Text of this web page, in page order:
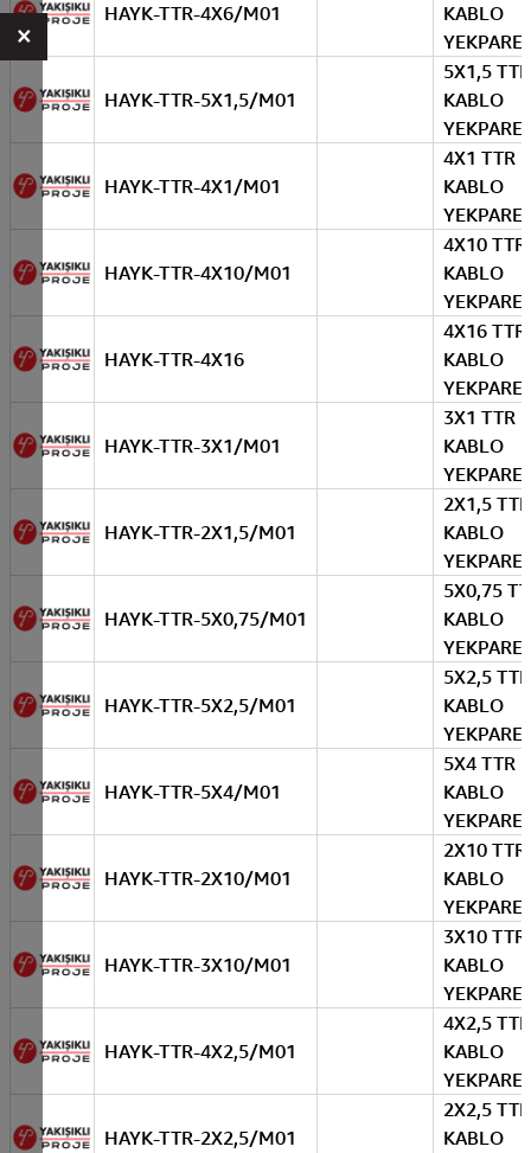
HAYK-TTR-4X6/M01
KABLO
YEKPARE
HAYK-TTR-5X1,5/M01
5X1,5 TTR
KABLO
YEKPARE
HAYK-TTR-4X1/M01
4X1 TTR
KABLO
YEKPARE
HAYK-TTR-4X10/M01
4X10 TTR
KABLO
YEKPARE
HAYK-TTR-4X16
4X16 TTR
KABLO
YEKPARE
HAYK-TTR-3X1/M01
3X1 TTR
KABLO
YEKPARE
HAYK-TTR-2X1,5/M01
2X1,5 TTR
KABLO
YEKPARE
HAYK-TTR-5X0,75/M01
5X0,75
KABLO
YEKPARE
HAYK-TTR-5X2,5/M01
5X2,5 TTR
KABLO
YEKPARE
HAYK-TTR-5X4/M01
5X4 TTR
KABLO
YEKPARE
HAYK-TTR-2X10/M01
2X10 TTR
KABLO
YEKPARE
HAYK-TTR-3X10/M01
3X10 TTR
KABLO
YEKPARE
HAYK-TTR-4X2,5/M01
4X2,5 TTR
KABLO
YEKPARE
HAYK-TTR-2X2,5/M01
2X2,5 TTR
KABLO
×